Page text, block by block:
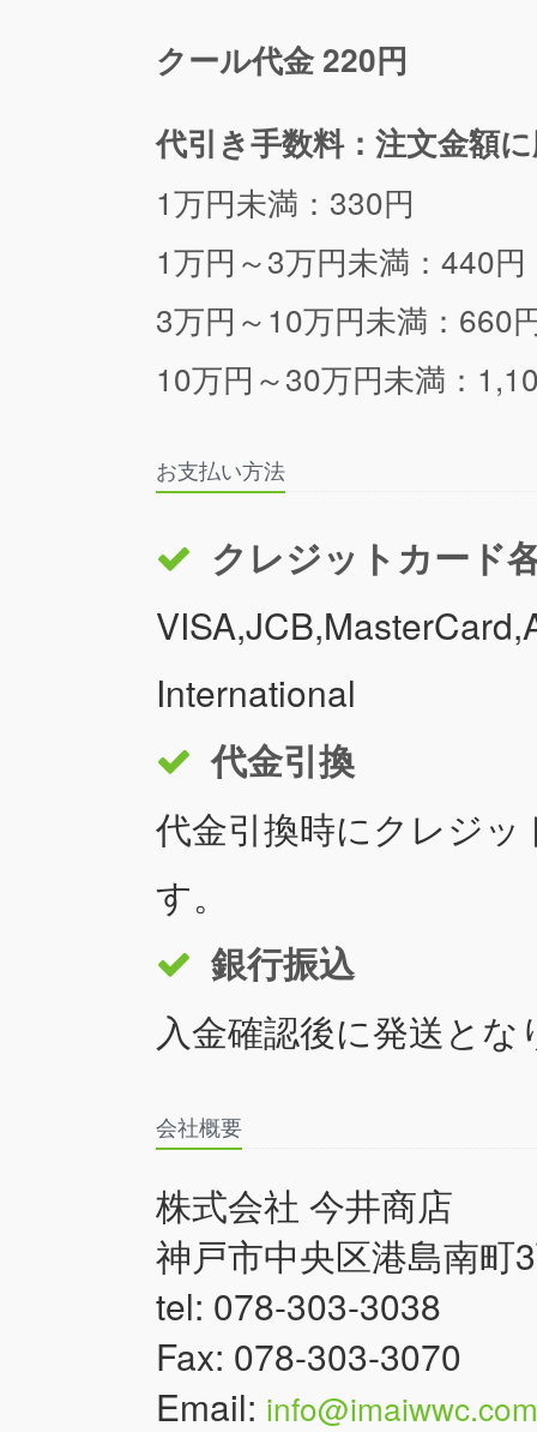
クール代金 220円
代引き手数料：注文金額
1万円未満：330円
1万円～3万円未満：440円
3万円～10万円未満：660
10万円～30万円未満：
お支払い方法
クレジットカード
International
代金引換
代金引換時にクレジ
す。
銀行振込
入金確認後に発送とな
会社概要
株式会社 今井商店
神戸市中央区港島南町
tel: 078-303-3038
Fax: 078-303-3070
Email: info@imaiwwc.com